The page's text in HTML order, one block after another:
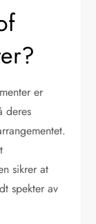
er
deres
sikrer at
spekter av